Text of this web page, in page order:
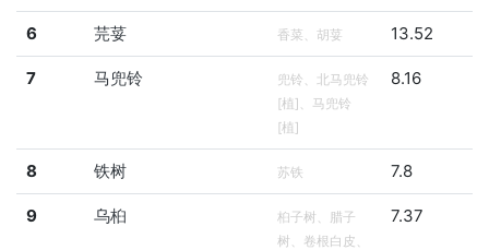
6 芫荽 香菜、胡荽 13.52
7 马兜铃
兜铃、北马兜铃
[植]、马兜铃
[植]
8.16
8 铁树 苏铁 7.8
9 乌桕
桕子树、腊子
树、卷根白皮、
7.37